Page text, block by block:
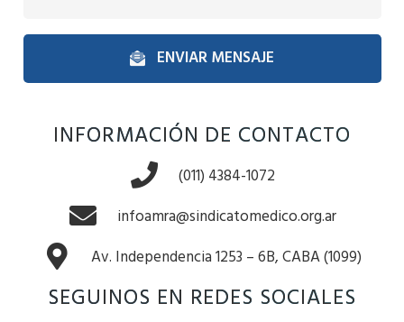
ENVIAR MENSAJE
INFORMACIÓN DE CONTACTO
(011) 4384-1072
infoamra@sindicatomedico.org.ar
Av. Independencia 1253 – 6B, CABA (1099)
SEGUINOS EN REDES SOCIALES